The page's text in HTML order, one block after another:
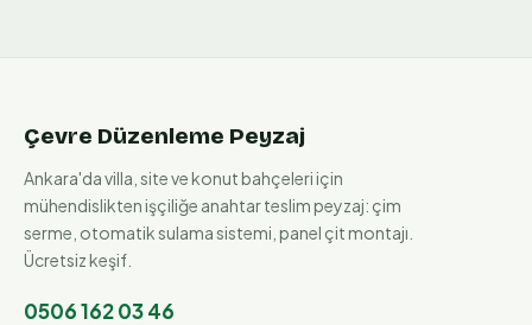
Çevre Düzenleme Peyzaj
Ankara'da villa, site ve konut bahçeleri için
mühendislikten işçiliğe anahtar teslim peyzaj: çim
serme, otomatik sulama sistemi, panel çit montajı.
Ücretsiz keşif.
0506 162 03 46